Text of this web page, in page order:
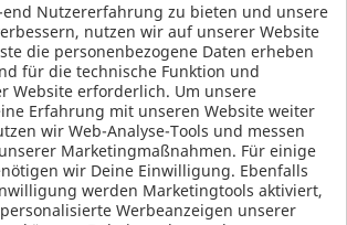
Datenschutz
AGB
SOCIAL MEDIA
Nutzererfahrung zu bieten und unsere
nutzen wir auf unserer Website
die personenbezogene Daten erheben
für die technische Funktion und
Website erforderlich. Um unsere
Erfahrung mit unseren Website weiter
wir Web-Analyse-Tools und messen
Marketingmaßnahmen. Für einige
wir Deine Einwilligung. Ebenfalls
werden Marketingtools aktiviert,
Werbeanzeigen unserer